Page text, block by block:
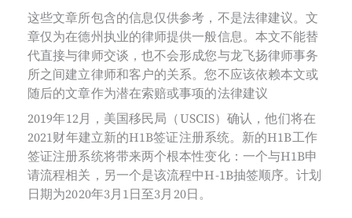
这些文章所包含的信息仅供参考，不是法律建议。文
章仅为在德州执业的律师提供一般信息。本文不能替
代直接与律师交谈，也不会形成您与龙飞扬律师事务
所之间建立律师和客户的关系。您不应该依赖本文或
随后的文章作为潜在索赔或事项的法律建议
2019年12月，美国移民局（USCIS）确认，他们将在
2021财年建立新的H1B签证注册系统。新的H1B工作
签证注册系统将带来两个根本性变化：一个与H1B申
请流程相关，另一个是该流程中H-1B抽签顺序。计划
日期为2020年3月1日至3月20日。